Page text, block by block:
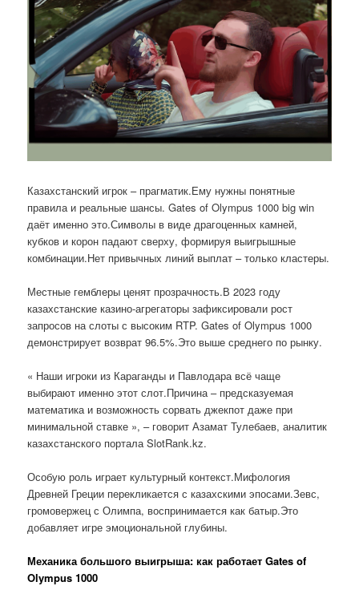
Казахстанский игрок – прагматик.Ему нужны понятные
правила и реальные шансы. Gates of Olympus 1000 big win
даёт именно это.Символы в виде драгоценных камней,
кубков и корон падают сверху, формируя выигрышные
комбинации.Нет привычных линий выплат – только кластеры.
Местные гемблеры ценят прозрачность.В 2023 году
казахстанские казино-агрегаторы зафиксировали рост
запросов на слоты с высоким RTP. Gates of Olympus 1000
демонстрирует возврат 96.5%.Это выше среднего по рынку.
« Наши игроки из Караганды и Павлодара всё чаще
выбирают именно этот слот.Причина – предсказуемая
математика и возможность сорвать джекпот даже при
минимальной ставке », – говорит Азамат Тулебаев, аналитик
казахстанского портала SlotRank.kz.
Особую роль играет культурный контекст.Мифология
Древней Греции перекликается с казахскими эпосами.Зевс,
громовержец с Олимпа, воспринимается как батыр.Это
добавляет игре эмоциональной глубины.
Механика большого выигрыша: как работает Gates of
Olympus 1000